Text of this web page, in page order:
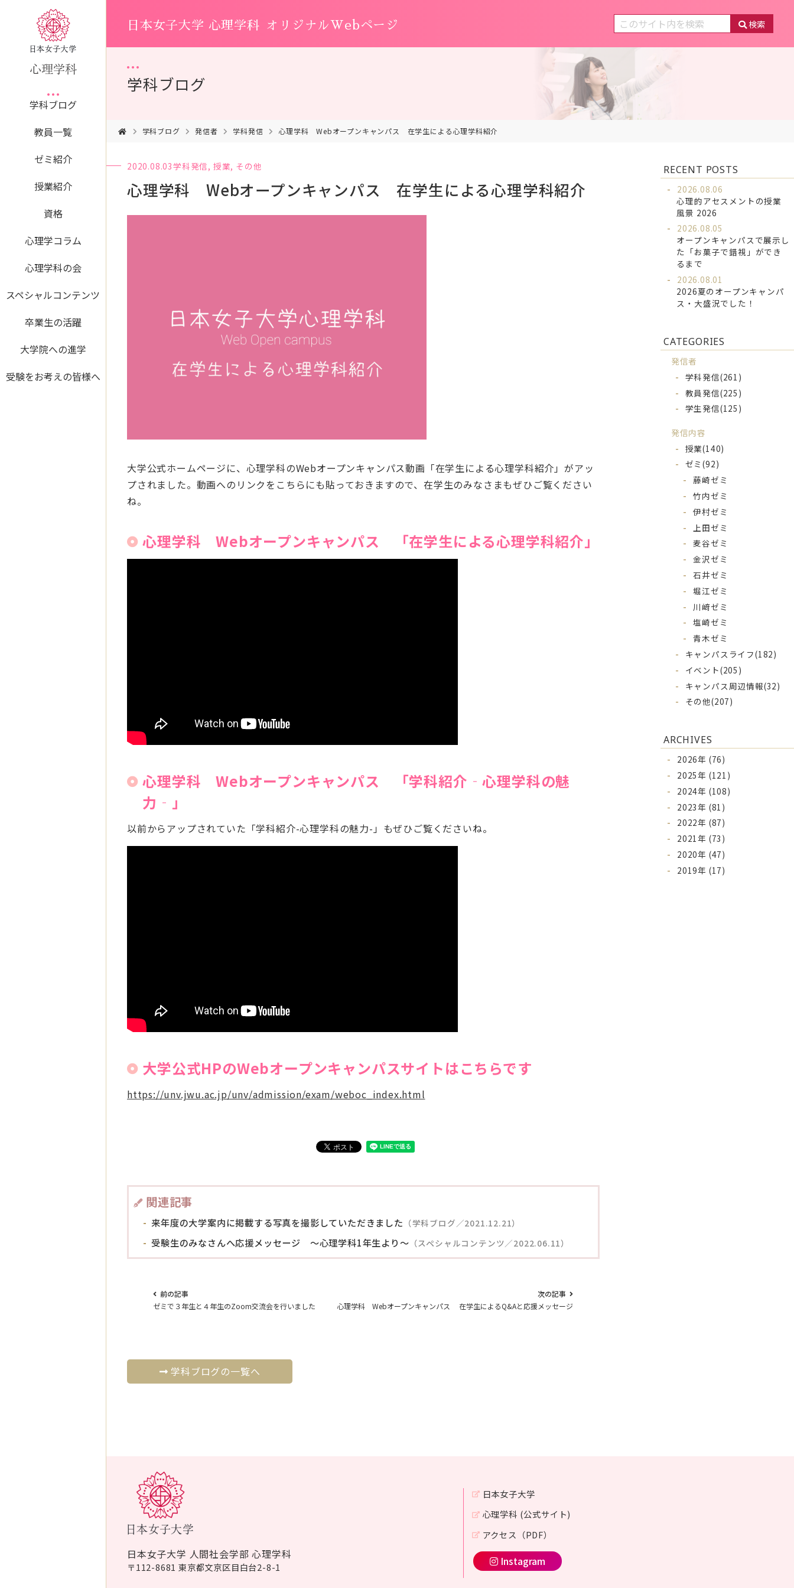
学科ブログ
教員一覧
ゼミ紹介
授業紹介
資格
心理学コラム
心理学科の会
スペシャルコンテンツ
卒業生の活躍
大学院への進学
受験をお考えの皆様へ
日本女子大学 心理学科 オリジナルWebページ 検索
学科ブログ
学科ブログ 発信者 学科発信 心理学科 Webオープンキャンパス 在学生による心理学科紹介
2020.08.03学科発信, 授業, その他
心理学科 Webオープンキャンパス 在学生による心理学科紹介
大学公式ホームページに、心理学科のWebオープンキャンパス動画「在学生による心理学科紹介」がアッ
プされました。動画へのリンクをこちらにも貼っておきますので、在学生のみなさまもぜひご覧ください
ね。
心理学科 Webオープンキャンパス 「在学生による心理学科紹介」
心理学科 Webオープンキャンパス 「学科紹介‐心理学科の魅
力‐」
以前からアップされていた「学科紹介-心理学科の魅力-」もぜひご覧くださいね。
大学公式HPのWebオープンキャンパスサイトはこちらです
https://unv.jwu.ac.jp/unv/admission/exam/weboc_index.html
関連記事
来年度の大学案内に掲載する写真を撮影していただきました （学科ブログ／2021.12.21）
受験生のみなさんへ応援メッセージ ～心理学科1年生より～ （スペシャルコンテンツ／2022.06.11）
前の記事
ゼミで３年生と４年生のZoom交流会を行いました
次の記事
心理学科 Webオープンキャンパス 在学生によるQ&Aと応援メッセージ
学科ブログの一覧へ
RECENT POSTS
2026.08.06
心理的アセスメントの授業
風景 2026
2026.08.05
オープンキャンパスで展示し
た「お菓子で錯視」ができ
るまで
2026.08.01
2026夏のオープンキャンパ
ス・大盛況でした！
CATEGORIES
発信者
学科発信(261)
教員発信(225)
学生発信(125)
発信内容
授業(140)
ゼミ(92)
藤崎ゼミ
竹内ゼミ
伊村ゼミ
上田ゼミ
麦谷ゼミ
金沢ゼミ
石井ゼミ
堀江ゼミ
川﨑ゼミ
塩崎ゼミ
青木ゼミ
キャンパスライフ(182)
イベント(205)
キャンパス周辺情報(32)
その他(207)
ARCHIVES
2026年 (76)
2025年 (121)
2024年 (108)
2023年 (81)
2022年 (87)
2021年 (73)
2020年 (47)
2019年 (17)
日本女子大学 人間社会学部 心理学科
〒112-8681 東京都文京区目白台2-8-1
日本女子大学
心理学科 (公式サイト)
アクセス（PDF）
Instagram